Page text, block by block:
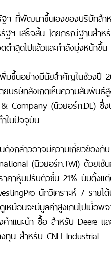
ฐฯ ที่พัฒนาขึ้นเองของบริษัทสํ
ฐฯ เสร็จสิ้น โดยกรณีฐานสําห
ต่ําสุดไปแล้วและกําลังมุ่งหน้าขึ้น
มขึ้นอย่างมีนัยสําคัญในช่วงปี
บริษัทสังเกตเห็นความสัมพันธ์สู
Company (นิวยอร์ก:DE) ซึ่ง
ในปัจจุบัน
ดังกล่าวอาจมีความเกี่ยวข้องกั
(นิวยอร์ก:TWI) ด้วยเ
คาหุ้นปรับตัวขึ้น 21% นับตั้งแ
นักวิเคราะห์ 7 รายไ
หมือนจะมีมูลค่าสูงเกินไปเมื่อพิ
าแนะนํา ซื้อ สําหรับ Deere แ
ทุน สําหรับ CNH Industrial